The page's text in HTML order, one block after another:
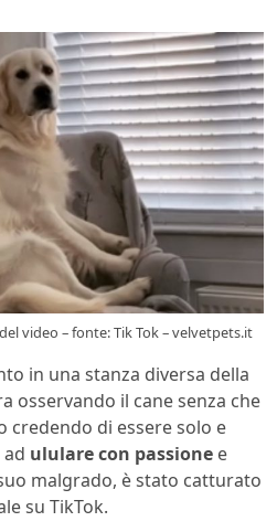
video – fonte: Tik Tok – velvetpets.it
in una stanza diversa della
osservando il cane senza che
credendo di essere solo e
ululare con passione e
malgrado, è stato catturato
su TikTok.